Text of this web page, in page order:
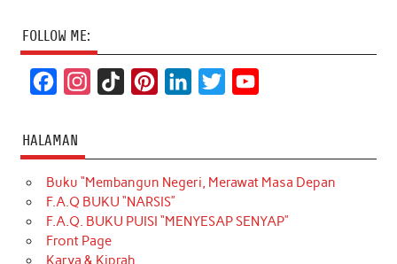
FOLLOW ME:
c
e
b
o
o
t
a
g
r
T
o
k
t
e
r
k
e
d
t
t
e
T
u
b
HALAMAN
Buku “Membangun Negeri, Merawat Masa Depan
F.A.Q BUKU “NARSIS”
F.A.Q. BUKU PUISI “MENYESAP SENYAP”
Front Page
Karya & Kiprah